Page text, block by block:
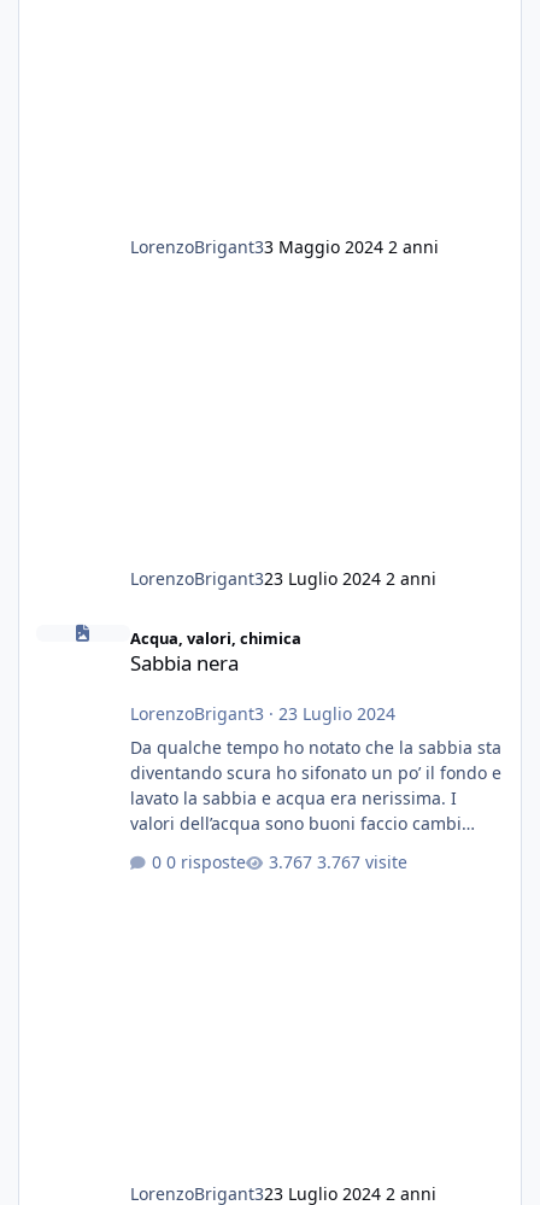
LorenzoBrigant33 Maggio 2024 2 anni
LorenzoBrigant323 Luglio 2024 2 anni
Sabbia nera
Acqua, valori, chimica
Sabbia nera
LorenzoBrigant3 · 23 Luglio 2024
Da qualche tempo ho notato che la sabbia sta
diventando scura ho sifonato un po’ il fondo e
lavato la sabbia e acqua era nerissima. I
valori dell’acqua sono buoni faccio cambi
fertilizzato.le foglie delle piante sono
0 risposte 3.767 visite
LorenzoBrigant323 Luglio 2024 2 anni